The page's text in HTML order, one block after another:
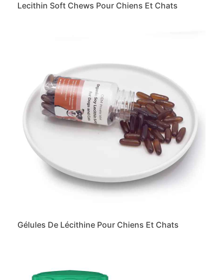
Lecithin Soft Chews Pour Chiens Et Chats
Gélules De Lécithine Pour Chiens Et Chats